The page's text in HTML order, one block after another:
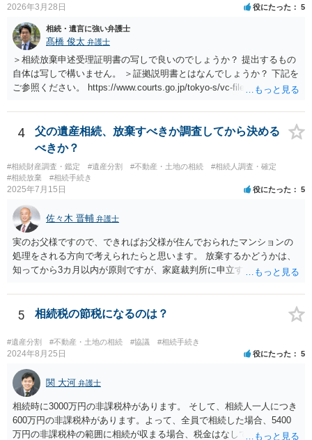
2026年3月28日 役にたった 5
相続・遺言に強い弁護士
髙橋 俊太 弁護士
＞相続放棄申述受理証明書の写しで良いのでしょうか？ 提出するもの
自体は写しで構いません。 ＞証拠説明書とはなんでしょうか？ 下記を
ご参照ください。 https://www.courts.go.jp/tokyo-s/vc-files/tokyo-s/file/
4
父の遺産相続、放棄すべきか調査してから決める
べきか？
#相続財産調査・鑑定 #遺産分割 #不動産・土地の相続
#相続人調査・確定
#相続放棄
#相続手続き
2025年7月15日 役にたった 5
佐々木 晋輔 弁護士
実のお父様ですので、できればお父様が住んでおられたマンションの
処理をされる方向で考えられたらと思います。 放棄するかどうかは、
知ってから3カ月以内が原則ですが、家庭裁判所に申立すれば3カ月の
放棄するかどうか決めることができます。 銀行やサラ金が数年も放置
することはありませんので、数年後に借金が発見される可能性はほぼ
ありません。 なお、私が扱った相続放棄を検討していた案件で、期間
伸長して調査したところ、サラ金に対する過払金など相当な財産が見
つかったため相続したという事例がありました。
5 相続税の節税になるのは？
#遺産分割 #不動産・土地の相続 #協議 #相続手続き
2024年8月25日 役にたった 5
関 大河 弁護士
相続時に3000万円の非課税枠があります。 そして、相続人一人につき
600万円の非課税枠があります。よって、全員で相続した場合、5400
万円の非課税枠の範囲に相続が収まる場合、税金はなしです。 一人が